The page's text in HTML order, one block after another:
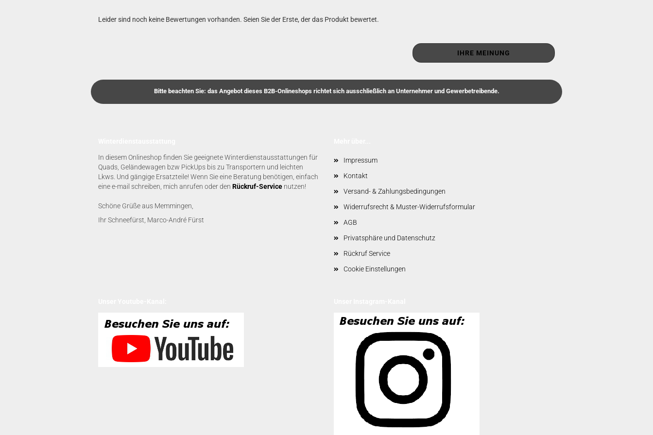
Leider sind noch keine Bewertungen vorhanden. Seien Sie der Erste, der das Produkt bewertet.
IHRE MEINUNG
Bitte beachten Sie: das Angebot dieses B2B-Onlineshops richtet sich ausschließlich an Unternehmer und Gewerbetreibende.
In diesem Onlineshop finden Sie geeignete Winterdienstausstattungen für
Quads, Geländewagen bzw PickUps bis zu Transportern und leichten
Lkws. Und gängige Ersatzteile! Wenn Sie eine Beratung benötigen, einfach
eine e-mail schreiben, mich anrufen oder den Rückruf-Service nutzen!
Schöne Grüße aus Memmingen,
Ihr Schneefürst, Marco-André Fürst
Impressum
Kontakt
Versand- & Zahlungsbedingungen
Widerrufsrecht & Muster-Widerrufsformular
AGB
Privatsphäre und Datenschutz
Rückruf Service
Cookie Einstellungen